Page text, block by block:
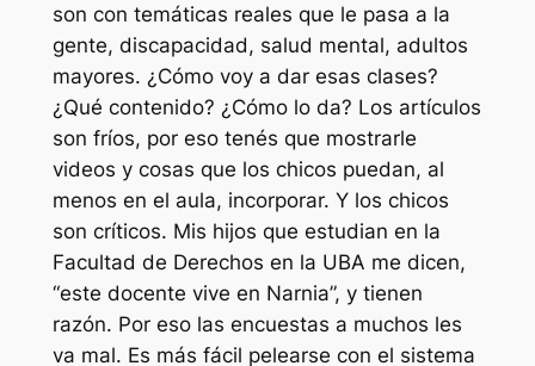
son con temáticas reales que le pasa a la
gente, discapacidad, salud mental, adultos
mayores. ¿Cómo voy a dar esas clases?
¿Qué contenido? ¿Cómo lo da? Los artículos
son fríos, por eso tenés que mostrarle
videos y cosas que los chicos puedan, al
menos en el aula, incorporar. Y los chicos
son críticos. Mis hijos que estudian en la
Facultad de Derechos en la UBA me dicen,
“este docente vive en Narnia”, y tienen
razón. Por eso las encuestas a muchos les
va mal. Es más fácil pelearse con el sistema